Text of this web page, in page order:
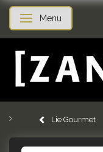
Skifte navigation
Menu
Lie Gourmet